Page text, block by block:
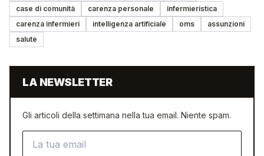
case di comunità
carenza personale
infermieristica
carenza infermieri
intelligenza artificiale oms
assunzioni
salute
LA NEWSLETTER
Gli articoli della settimana nella tua email. Niente spam.